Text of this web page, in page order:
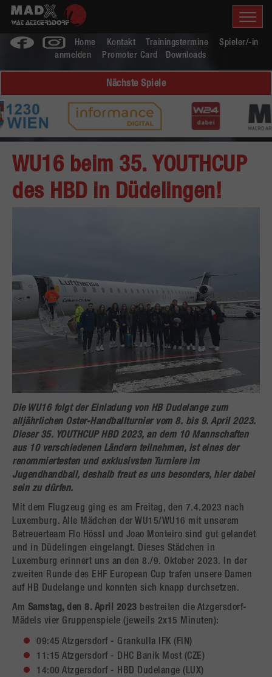
Home Kontakt Trainingstermine
Spieler/-in
anmelden
Promoter Card Downloads
Nächste Spiele
WU16 beim 35. YOUTHCUP
des HBD in Düdelingen!
Die WU16 folgt derEinladung von HB Dudelangezum
alljährlichen Oster-Handballturnier vom 8. bis 9. April 2023.
Dieser35. YOUTHCUP HBD 2023, an dem 10 Mannschaften
aus 10 verschiedenen Ländern teilnehmen, ist eines der
renommiertesten und exklusivsten Turniere im
Jugendhandball, deshalb freut es uns besonders, hier dabei
sein zu dürfen.
Mit dem Flugzeug ging es am Freitag, den 7.4.2023 nach
Luxemburg. Alle Mädchen der WU15/WU16 mit unserem
Betreuerteam Flo Hössl und Joao Monteiro sind gut gelandet
und in Düdelingen eingelangt. Dieses Städchen in
Luxemburg erinnert uns an den 8./9. Oktober 2023. In der
zweiten Runde des EHF European Cup trafen unsere Damen
auf HB Dudelange und konnten sich knapp durchsetzen.
Am Samstag, den 8. April 2023 bestreiten die Atzgersdorf-
Mädels vier Gruppenspiele (jeweils 2x15 Minuten):
09:45 Atzgersdorf - Grankulla IFK (FIN)
11:15 Atzgersdorf - DHC Banik Most (CZE)
14:00 Atzgersdorf - HBD Dudelange (LUX)